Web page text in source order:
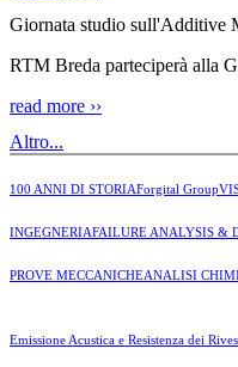
Giornata studio sull'Additive
RTM Breda parteciperà alla
read more ››
Altro...
100 ANNI DI STORIAForgital Group
INGEGNERIAFAILURE ANALYSIS &
PROVE MECCANICHEANALISI
Emissione Acustica e Resistenza dei